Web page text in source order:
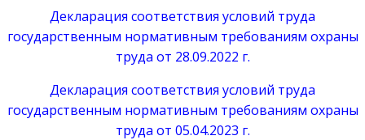
Декларация соответствия условий труда
государственным нормативным требованиям охраны
труда от 28.09.2022 г.
Декларация соответствия условий труда
государственным нормативным требованиям охраны
труда от 05.04.2023 г.